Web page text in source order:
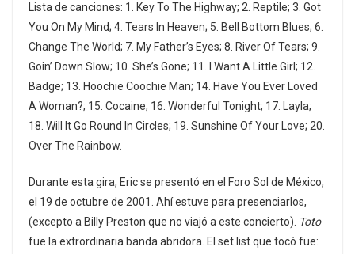
Lista de canciones: 1. Key To The Highway; 2. Reptile; 3. Got
You On My Mind; 4. Tears In Heaven; 5. Bell Bottom Blues; 6.
Change The World; 7. My Father’s Eyes; 8. River Of Tears; 9.
Goin’ Down Slow; 10. She’s Gone; 11. I Want A Little Girl; 12.
Badge; 13. Hoochie Coochie Man; 14. Have You Ever Loved
A Woman?; 15. Cocaine; 16. Wonderful Tonight; 17. Layla;
18. Will It Go Round In Circles; 19. Sunshine Of Your Love; 20.
Over The Rainbow.
Durante esta gira, Eric se presentó en el Foro Sol de México,
el 19 de octubre de 2001. Ahí estuve para presenciarlos,
(excepto a Billy Preston que no viajó a este concierto). Toto
fue la extrordinaria banda abridora. El set list que tocó fue: